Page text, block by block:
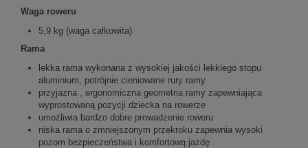
Waga roweru
5,9 kg (waga całkowita)
Rama
lekka rama wykonana z wysokiej jakości lekkiego stopu
aluminium, potrójnie cieniowane rury ramy
przyjazna , ergonomiczna geometria ramy zapewniająca
wyprostowaną pozycji dziecka na rowerze
umożliwia bardzo dobre prowadzenie roweru
niska rama o zmniejszonym przekroku zapewnia wysoki
pozom bezpieczeństwa i komfortową jazdę